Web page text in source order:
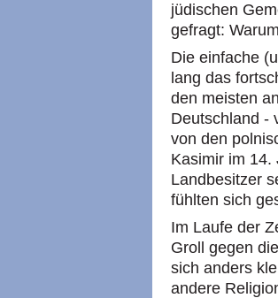
jüdischen
gefragt:
Die einfache
lang das
den meisten
Deutschland -
von den
Kasimir im
Landbesitzer
fühlten sich
Im Laufe der
Groll gegen
sich anders
andere